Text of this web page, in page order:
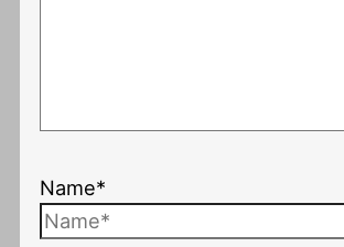
Name*